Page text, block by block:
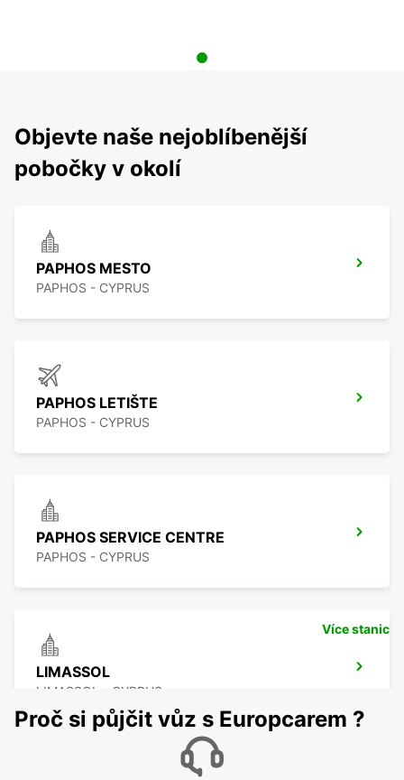
Objevte naše nejoblíbenější
pobočky v okolí
PAPHOS MESTO
PAPHOS - CYPRUS
PAPHOS LETIŠTE
PAPHOS - CYPRUS
PAPHOS SERVICE CENTRE
PAPHOS - CYPRUS
LIMASSOL
LIMASSOL - CYPRUS
Více stanic
Proč si půjčit vůz s Europcarem ?